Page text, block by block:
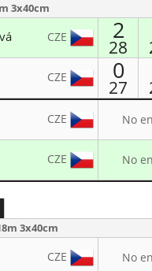
3x40cm
CZE 2
28
CZE 0
27
CZE No
CZE No
3x40cm
CZE No